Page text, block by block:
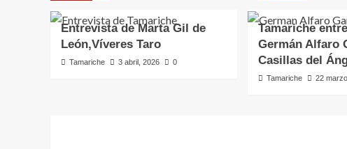
Entrevista de Marta Gil de
León,Víveres Taro
Tamariche 3 abril, 2026 0
Tamariche
Germán Alfaro
Casillas del
Tamariche 22